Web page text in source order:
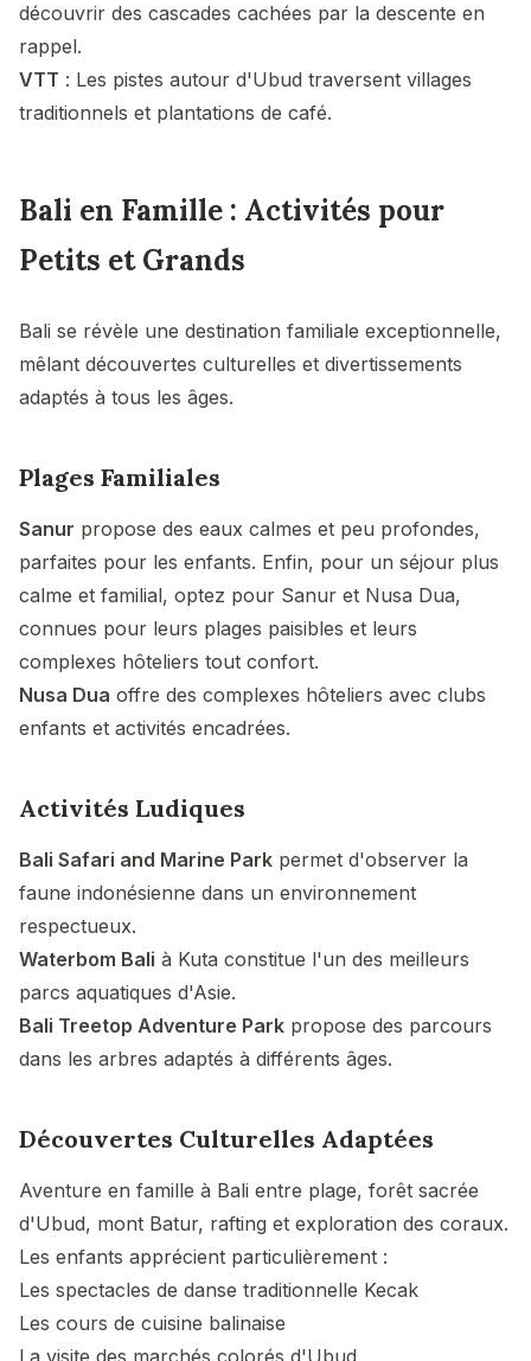
découvrir des cascades cachées par la descente en
rappel.
VTT : Les pistes autour d'Ubud traversent villages
traditionnels et plantations de café.
Bali en Famille : Activités pour
Petits et Grands
Bali se révèle une destination familiale exceptionnelle,
mêlant découvertes culturelles et divertissements
adaptés à tous les âges.
Plages Familiales
Sanur propose des eaux calmes et peu profondes,
parfaites pour les enfants. Enfin, pour un séjour plus
calme et familial, optez pour Sanur et Nusa Dua,
connues pour leurs plages paisibles et leurs
complexes hôteliers tout confort.
Nusa Dua offre des complexes hôteliers avec clubs
enfants et activités encadrées.
Activités Ludiques
Bali Safari and Marine Park permet d'observer la
faune indonésienne dans un environnement
respectueux.
Waterbom Bali à Kuta constitue l'un des meilleurs
parcs aquatiques d'Asie.
Bali Treetop Adventure Park propose des parcours
dans les arbres adaptés à différents âges.
Découvertes Culturelles Adaptées
Aventure en famille à Bali entre plage, forêt sacrée
d'Ubud, mont Batur, rafting et exploration des coraux.
Les enfants apprécient particulièrement :
Les spectacles de danse traditionnelle Kecak
Les cours de cuisine balinaise